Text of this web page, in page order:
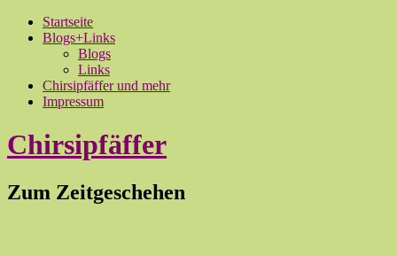
Startseite
Blogs+Links
Blogs
Links
Chirsipfäffer und mehr
Impressum
Chirsipfäffer
Zum Zeitgeschehen